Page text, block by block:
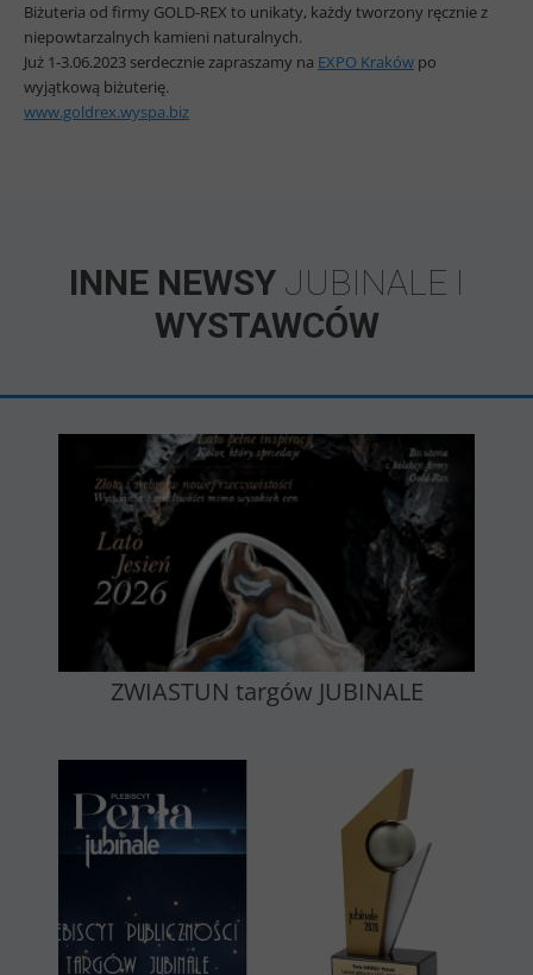
Biżuteria od firmy GOLD-REX to unikaty, każdy tworzony ręcznie z
niepowtarzalnych kamieni naturalnych.
Już 1-3.06.2023 serdecznie zapraszamy na EXPO Kraków po
wyjątkową biżuterię.
www.goldrex.wyspa.biz
INNE NEWSY JUBINALE I
WYSTAWCÓW
ZWIASTUN targów JUBINALE